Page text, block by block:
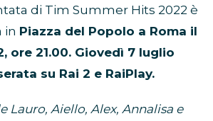
di Tim Summer Hits 2022 è
in Piazza del Popolo a Roma il
ore 21.00. Giovedì 7 luglio
su Rai 2 e RaiPlay.
Lauro, Aiello, Alex, Annalisa e